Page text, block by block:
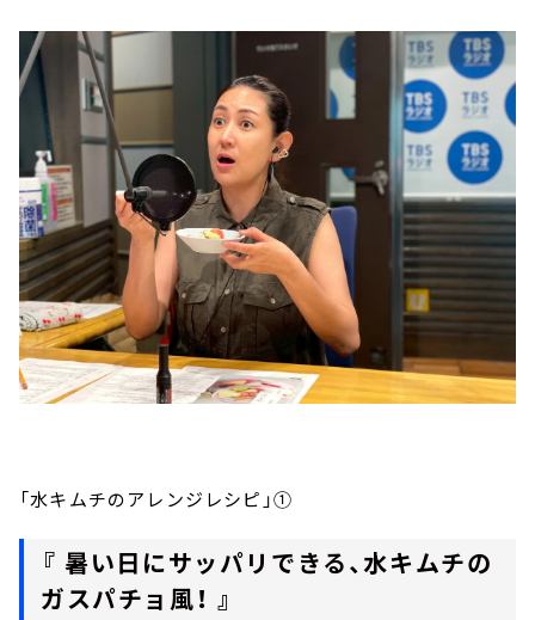
「水キムチのアレンジレシピ」①
『 暑い日にサッパリできる、水キムチの
ガスパチョ風！ 』